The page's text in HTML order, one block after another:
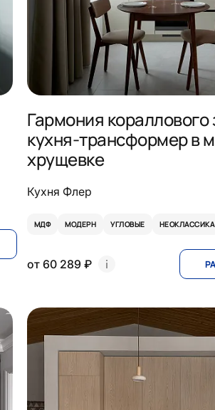
Гармония кораллового
кухня-трансформер в
хрущевке
Кухня Флер
МДФ МОДЕРН УГЛОВЫЕ НЕОКЛАССИКА
от 60 289 ₽